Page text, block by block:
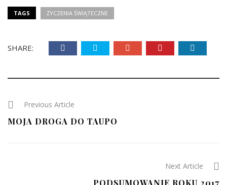
TAGS ŻYCZENIA ŚWIĄTECZNE
SHARE:
Previous Article
MOJA DROGA DO TAUPO
Next Article
PODSUMOWANIE ROKU 2017